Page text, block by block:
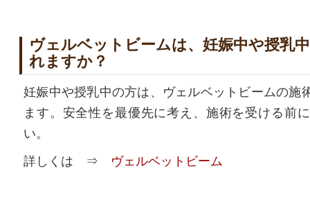
ヴェルベットビームは、妊娠中や授乳
れますか？
妊娠中や授乳中の方は、ヴェルベットビームの施
ます。安全性を最優先に考え、施術を受ける前
い。
詳しくは ⇒ ヴェルベットビーム